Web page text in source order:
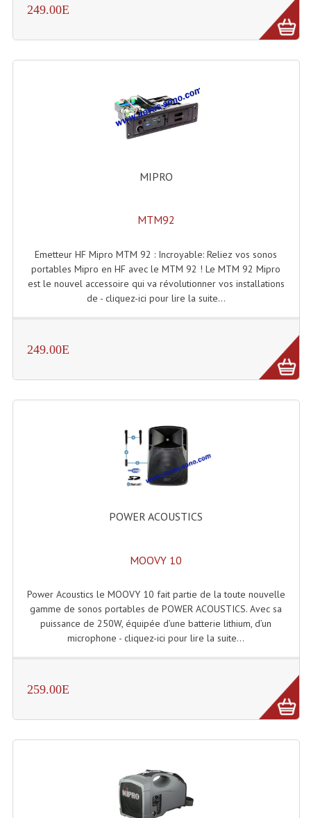
249.00E
MIPRO
MTM92
Emetteur HF Mipro MTM 92 : Incroyable: Reliez vos sonos
portables Mipro en HF avec le MTM 92 ! Le MTM 92 Mipro
est le nouvel accessoire qui va révolutionner vos installations
de - cliquez-ici pour lire la suite...
249.00E
POWER ACOUSTICS
MOOVY 10
Power Acoustics le MOOVY 10 fait partie de la toute nouvelle
gamme de sonos portables de POWER ACOUSTICS. Avec sa
puissance de 250W, équipée d’une batterie lithium, d’un
microphone - cliquez-ici pour lire la suite...
259.00E